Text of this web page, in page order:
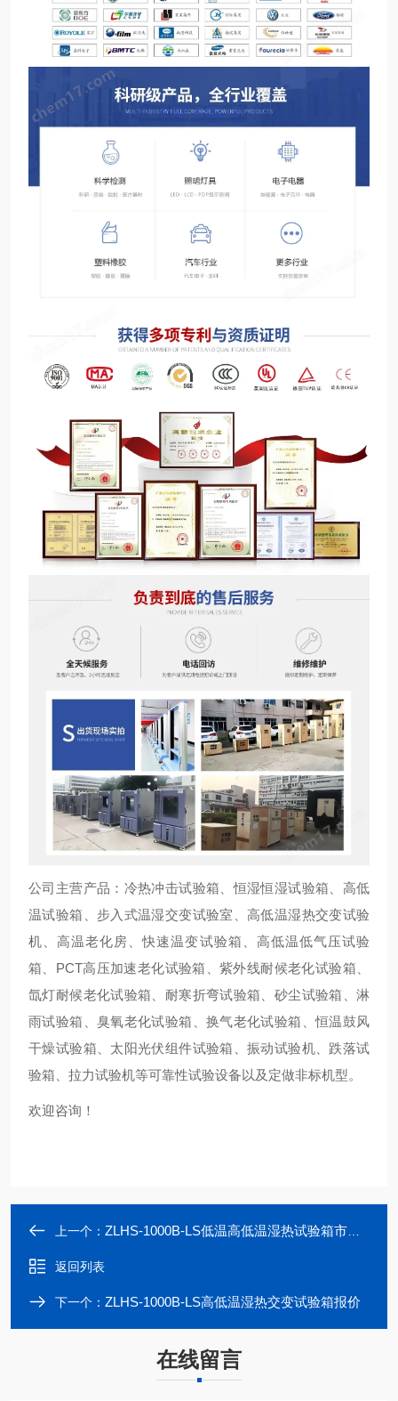
公司主营产品：冷热冲击试验箱、恒湿恒湿试验箱、高低
温试验箱、步入式温湿交变试验室、高低温湿热交变试验
机、高温老化房、快速温变试验箱、高低温低气压试验
箱、PCT高压加速老化试验箱、紫外线耐候老化试验箱、
氙灯耐候老化试验箱、耐寒折弯试验箱、砂尘试验箱、淋
雨试验箱、臭氧老化试验箱、换气老化试验箱、恒温鼓风
干燥试验箱、太阳光伏组件试验箱、振动试验机、跌落试
验箱、拉力试验机等可靠性试验设备以及定做非标机型。
欢迎咨询！
上一个： ZLHS-1000B-LS低温高低温湿热试验箱市场价格
返回列表
下一个： ZLHS-1000B-LS高低温湿热交变试验箱报价
在线留言